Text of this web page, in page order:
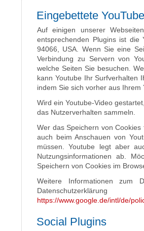
Eingebettete
Auf einigen unserer
entsprechenden Plugins ist die
94066, USA. Wenn Sie eine
Verbindung zu Servern von
welche Seiten Sie besuchen.
kann Youtube Ihr Surfverhalten
indem Sie sich vorher aus
Wird ein Youtube-Video
das Nutzerverhalten sammeln.
Wer das Speichern von
auch beim Anschauen von
müssen. Youtube legt aber
Nutzungsinformationen ab.
Speichern von Cookies im
Weitere Informationen zum
https://www.google.de/intl/de/
Social Plugins